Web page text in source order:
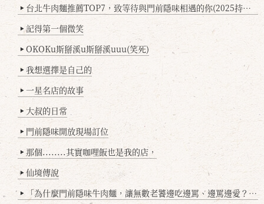
▶ 台北牛肉麵推薦TOP7，致等待與門前隱味相遇的你(2025持續更新
▶ 記得第一個微笑
▶ OKOKu斯掰溪u斯掰溪uuu(笑死)
▶ 我想選擇是自己的
▶ 一星名店的故事
▶ 大叔的日常
▶ 門前隱味開放現場訂位
▶ 那個........其實咖哩飯也是我的店，
▶ 仙境傳說
▶ 「為什麼門前隱味牛肉麵，讓無數老饕邊吃邊罵、邊罵邊愛？小辣雞揭密！」